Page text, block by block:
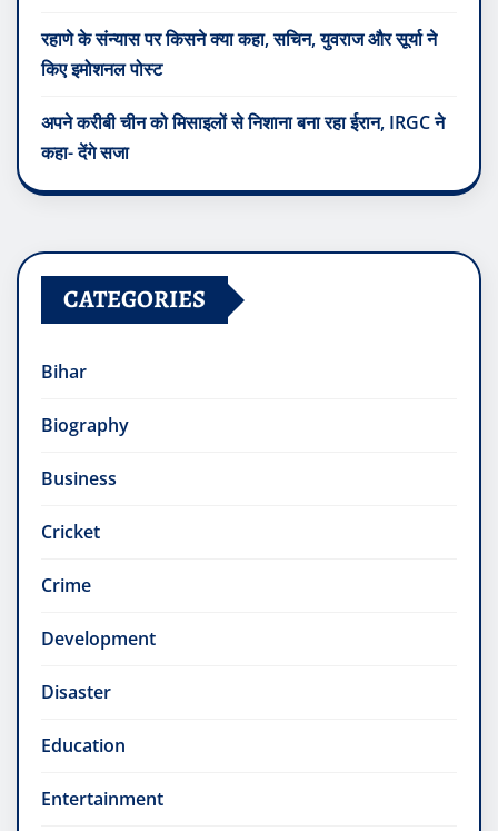
रहाणे के संन्यास पर किसने क्या कहा, सचिन, युवराज और सूर्या ने
किए इमोशनल पोस्ट
अपने करीबी चीन को मिसाइलों से निशाना बना रहा ईरान, IRGC ने
कहा- देंगे सजा
CATEGORIES
Bihar
Biography
Business
Cricket
Crime
Development
Disaster
Education
Entertainment